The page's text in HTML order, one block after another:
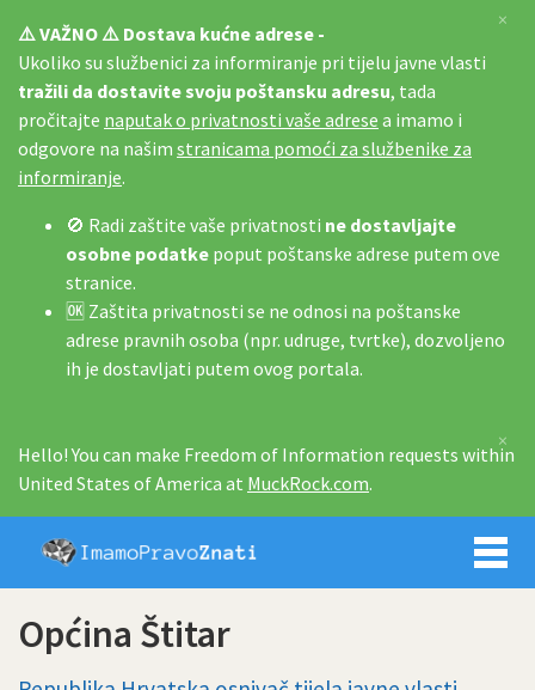
⚠️ VAŽNO ⚠️ Dostava kućne adrese -
Ukoliko su službenici za informiranje pri tijelu javne vlasti
tražili da dostavite svoju poštansku adresu, tada
pročitajte naputak o privatnosti vaše adrese a imamo i
odgovore na našim stranicama pomoći za službenike za
informiranje.
🚫 Radi zaštite vaše privatnosti ne dostavljajte
osobne podatke poput poštanske adrese putem ove
stranice.
🆗 Zaštita privatnosti se ne odnosi na poštanske
adrese pravnih osoba (npr. udruge, tvrtke), dozvoljeno
ih je dostavljati putem ovog portala.
×
Hello! You can make Freedom of Information requests within
United States of America at MuckRock.com.
×
Imamo
Općina Štitar